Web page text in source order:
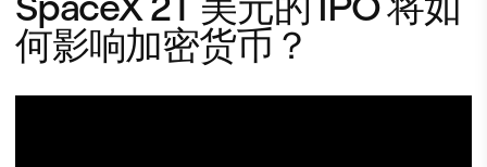
何影响加密货币？